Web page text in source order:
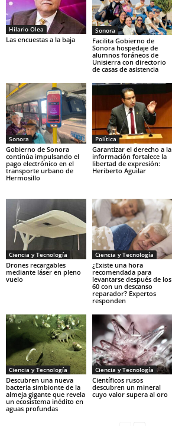
Hilario Olea
Las encuestas a la baja
Sonora
Facilita Gobierno de
Sonora hospedaje de
alumnos foráneos de
Unisierra con directorio
de casas de asistencia
Sonora
Gobierno de Sonora
continúa impulsando el
pago electrónico en el
transporte urbano de
Hermosillo
Política
Garantizar el derecho a la
información fortalece la
libertad de expresión:
Heriberto Aguilar
Ciencia y Tecnología
Drones recargables
mediante láser en pleno
vuelo
Ciencia y Tecnología
¿Existe una hora
recomendada para
levantarse después de los
60 con un descanso
reparador? Expertos
responden
Ciencia y Tecnología
Descubren una nueva
bacteria simbionte de la
almeja gigante que revela
un ecosistema inédito en
aguas profundas
Ciencia y Tecnología
Científicos rusos
descubren un mineral
cuyo valor supera al oro